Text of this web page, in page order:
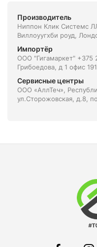
Производитель
Ниппон Клик Системс
Виллоуугхби роуд,
Импортёр
ООО "Гигамаркет" +375
Грибоедова, д 1 офис
Сервисные центры
ООО «АллТеч»,
ул.Сторожовская, д.8,